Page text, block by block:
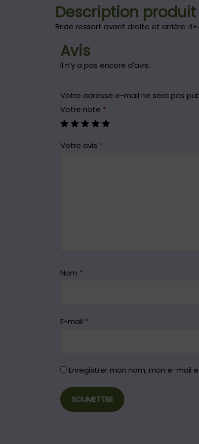
Description produit
Bride ressort avant droite et arrière
Avis
Il n’y a pas encore d’avis.
Votre adresse e-mail ne sera pas
Votre note *
Votre avis *
Nom *
E-mail *
Enregistrer mon nom, mon e-mail